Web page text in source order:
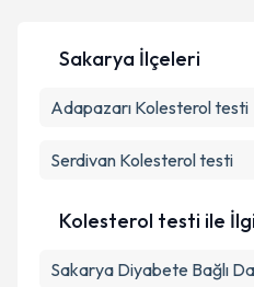
Kişisel verilerimin
kapsamda
Takvim
Sakarya İlçeleri
Adapazarı Kolesterol testi
Serdivan Kolesterol testi
Kolesterol testi ile
Sakarya Diyabete Bağlı